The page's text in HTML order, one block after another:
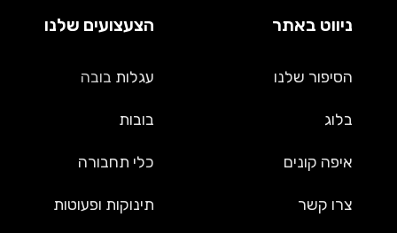
ניווט באתר
הסיפור שלנו
בלוג
איפה קונים
צרו קשר
הצעצועים שלנו
עגלות בובה
בובות
כלי תחבורה
תינוקות ופעוטות